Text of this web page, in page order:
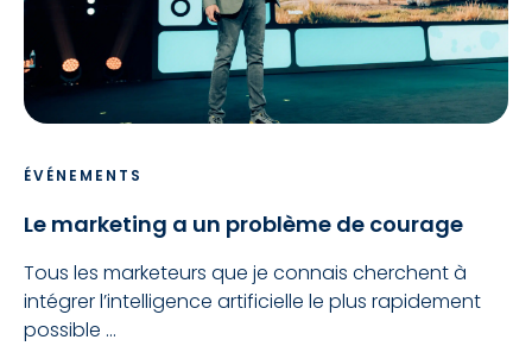
ÉVÉNEMENTS
Le marketing a un problème de courage
Tous les marketeurs que je connais cherchent à
intégrer l’intelligence artificielle le plus rapidement
possible ...